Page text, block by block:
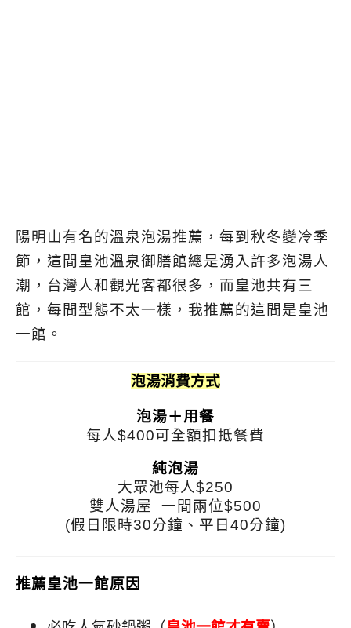
陽明山有名的溫泉泡湯推薦，每到秋冬變冷季
節，這間皇池溫泉御膳館總是湧入許多泡湯人
潮，台灣人和觀光客都很多，而皇池共有三
館，每間型態不太一樣，我推薦的這間是皇池
一館。
泡湯消費方式
泡湯＋用餐
每人$400可全額扣抵餐費
純泡湯
大眾池每人$250
雙人湯屋 一間兩位$500
(假日限時30分鐘、平日40分鐘)
推薦皇池一館原因